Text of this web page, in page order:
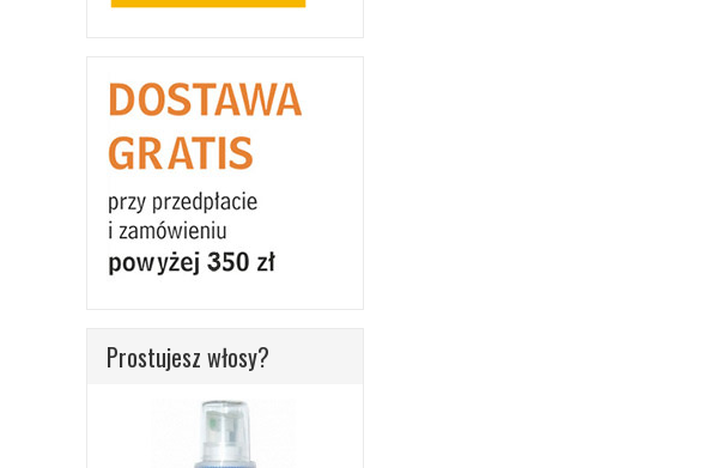
Prostujesz włosy?